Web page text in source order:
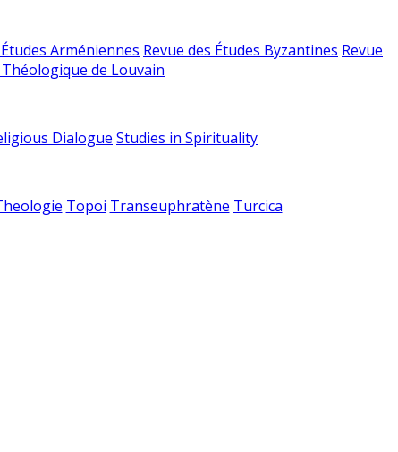
Arméniennes Revue des Études Byzantines Revue
Théologique de Louvain
Dialogue Studies in Spirituality
Topoi Transeuphratène Turcica